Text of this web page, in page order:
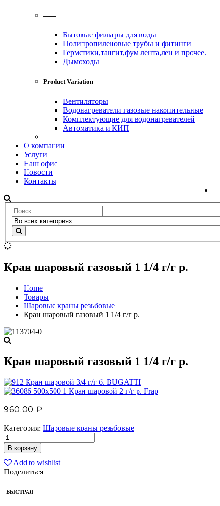
——
Бытовые фильтры для воды
Полипропиленовые трубы и фитинги
Герметики,тангит,фум лента,лен и прочее.
Дымоходы
Product Variation
Вентиляторы
Водонагреватели газовые накопительные
Комплектующие для водонагревателей
Автоматика и КИП
О компании
Услуги
Наш офис
Новости
Контакты
Кран шаровый газовый 1 1/4 г/г р.
Home
Товары
Шаровые краны резьбовые
Кран шаровый газовый 1 1/4 г/г р.
Кран шаровый газовый 1 1/4 г/г р.
Кран шаровой 3/4 г/г б. BUGATTI
Кран шаровой 2 г/г р. Frap
960.00 ₽
Категория: Шаровые краны резьбовые
В корзину
Add to wishlist
Поделиться
БЫСТРАЯ